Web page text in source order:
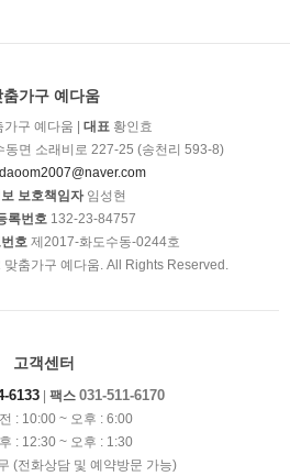
춤가구 예다움
가구 예다움 | 대표 황인효
동면 소래비로 227-25 (송천리 593-8)
보호책임자임성현
록번호 132-23-84757
호 제2017-화도수동-0244호
춤가구 예다움. All Rights Reserved.
고객센터
6133| 팩스 031-511-6170
: 10:00 ~ 오후 : 6:00
: 12:30 ~ 오후 : 1:30
(전화상담 및 예약방문 가능)